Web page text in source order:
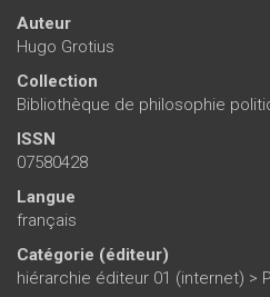
Auteur
Hugo Grotius
Collection
Bibliothèque de philosophie
ISSN
07580428
Langue
français
Catégorie (éditeur)
hiérarchie éditeur 01 (internet) >